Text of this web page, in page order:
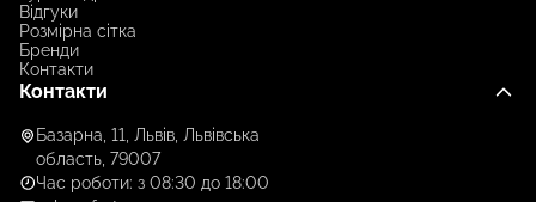
Відгуки
Розмірна сітка
Бренди
Контакти
Контакти
Базарна, 11, Львів, Львівська
область, 79007
Час роботи: з 08:30 до 18:00